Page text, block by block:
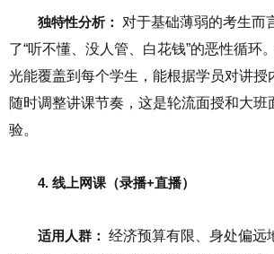
独特性分析： 对于基础薄弱的考生而
了“听不懂、没人管、白花钱”的恶性循环
光能覆盖到每个学生，能根据学员对讲授
随时调整讲课节奏，这是轮流面授和大班
验。
4. 线上网课（录播+直播）
适用人群： 经济预算有限、身处偏远